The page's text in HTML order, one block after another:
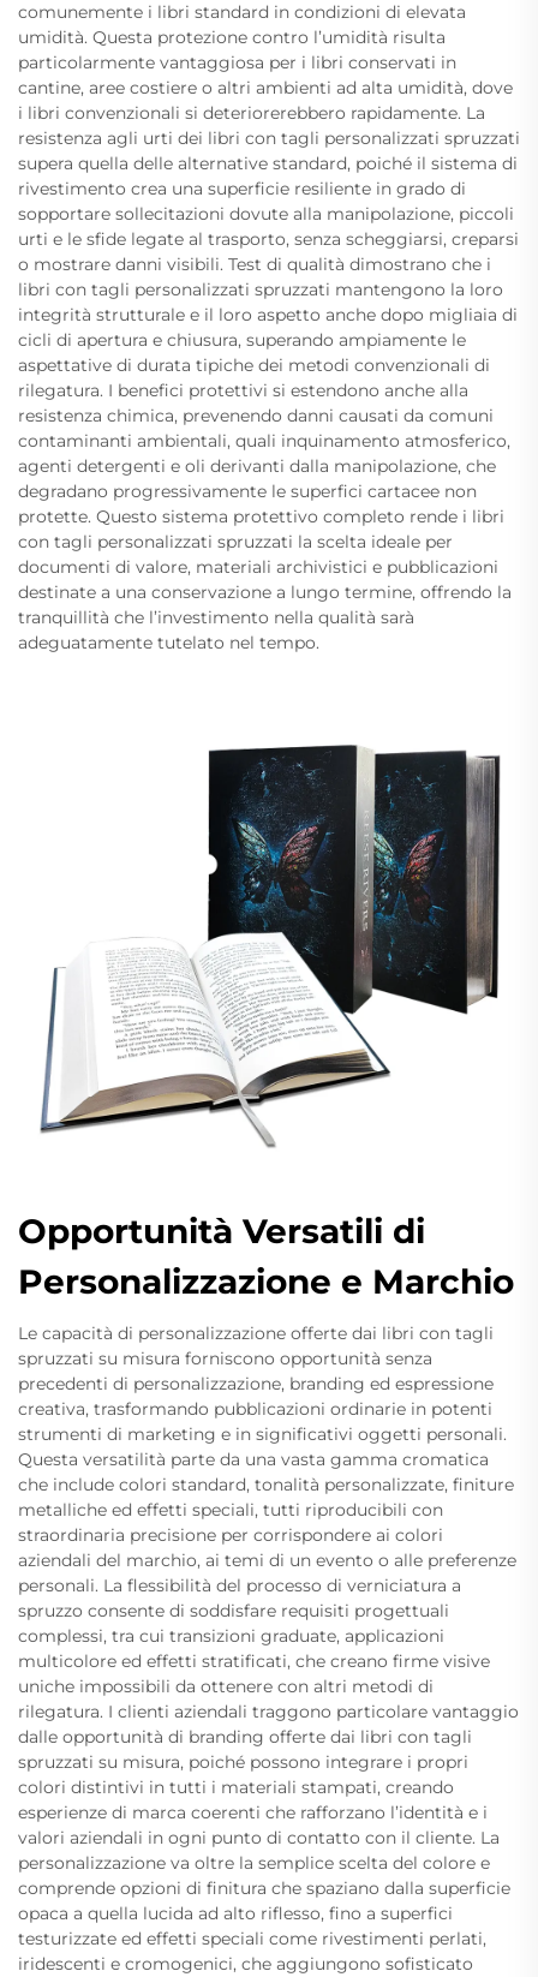
comunemente i libri standard in condizioni di elevata
umidità. Questa protezione contro l’umidità risulta
particolarmente vantaggiosa per i libri conservati in
cantine, aree costiere o altri ambienti ad alta umidità, dove
i libri convenzionali si deteriorerebbero rapidamente. La
resistenza agli urti dei libri con tagli personalizzati spruzzati
supera quella delle alternative standard, poiché il sistema di
rivestimento crea una superficie resiliente in grado di
sopportare sollecitazioni dovute alla manipolazione, piccoli
urti e le sfide legate al trasporto, senza scheggiarsi, creparsi
o mostrare danni visibili. Test di qualità dimostrano che i
libri con tagli personalizzati spruzzati mantengono la loro
integrità strutturale e il loro aspetto anche dopo migliaia di
cicli di apertura e chiusura, superando ampiamente le
aspettative di durata tipiche dei metodi convenzionali di
rilegatura. I benefici protettivi si estendono anche alla
resistenza chimica, prevenendo danni causati da comuni
contaminanti ambientali, quali inquinamento atmosferico,
agenti detergenti e oli derivanti dalla manipolazione, che
degradano progressivamente le superfici cartacee non
protette. Questo sistema protettivo completo rende i libri
con tagli personalizzati spruzzati la scelta ideale per
documenti di valore, materiali archivistici e pubblicazioni
destinate a una conservazione a lungo termine, offrendo la
tranquillità che l’investimento nella qualità sarà
adeguatamente tutelato nel tempo.
Opportunità Versatili di
Personalizzazione e Marchio
Le capacità di personalizzazione offerte dai libri con tagli
spruzzati su misura forniscono opportunità senza
precedenti di personalizzazione, branding ed espressione
creativa, trasformando pubblicazioni ordinarie in potenti
strumenti di marketing e in significativi oggetti personali.
Questa versatilità parte da una vasta gamma cromatica
che include colori standard, tonalità personalizzate, finiture
metalliche ed effetti speciali, tutti riproducibili con
straordinaria precisione per corrispondere ai colori
aziendali del marchio, ai temi di un evento o alle preferenze
personali. La flessibilità del processo di verniciatura a
spruzzo consente di soddisfare requisiti progettuali
complessi, tra cui transizioni graduate, applicazioni
multicolore ed effetti stratificati, che creano firme visive
uniche impossibili da ottenere con altri metodi di
rilegatura. I clienti aziendali traggono particolare vantaggio
dalle opportunità di branding offerte dai libri con tagli
spruzzati su misura, poiché possono integrare i propri
colori distintivi in tutti i materiali stampati, creando
esperienze di marca coerenti che rafforzano l’identità e i
valori aziendali in ogni punto di contatto con il cliente. La
personalizzazione va oltre la semplice scelta del colore e
comprende opzioni di finitura che spaziano dalla superficie
opaca a quella lucida ad alto riflesso, fino a superfici
testurizzate ed effetti speciali come rivestimenti perlati,
iridescenti e cromogenici, che aggiungono sofisticato